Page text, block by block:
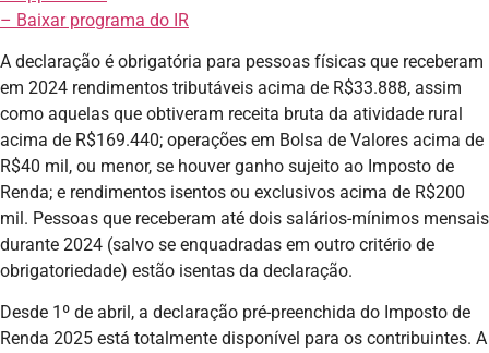
– Baixar programa do IR
A declaração é obrigatória para pessoas físicas que receberam
em 2024 rendimentos tributáveis acima de R$33.888, assim
como aquelas que obtiveram receita bruta da atividade rural
acima de R$169.440; operações em Bolsa de Valores acima de
R$40 mil, ou menor, se houver ganho sujeito ao Imposto de
Renda; e rendimentos isentos ou exclusivos acima de R$200
mil. Pessoas que receberam até dois salários-mínimos mensais
durante 2024 (salvo se enquadradas em outro critério de
obrigatoriedade) estão isentas da declaração.
Desde 1º de abril, a declaração pré-preenchida do Imposto de
Renda 2025 está totalmente disponível para os contribuintes. A